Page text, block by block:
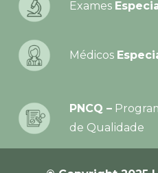
Exames
Médicos
PNCQ –
de Qualidade